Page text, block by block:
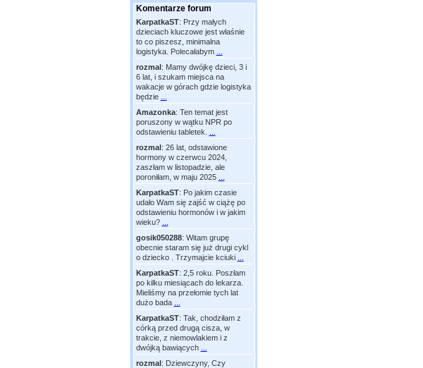
Komentarze forum
KarpatkaST: Przy małych
dzieciach kluczowe jest właśnie
to co piszesz, minimalna
logistyka. Polecałabym
rozmal: Mamy dwójkę dzieci, 3 i
6 lat, i szukam miejsca na
wakacje w górach gdzie logistyka
będzie
Amazonka: Ten temat jest
poruszony w wątku NPR po
odstawieniu tabletek.
rozmal: 26 lat, odstawione
hormony w czerwcu 2024,
zaszłam w listopadzie, ale
poroniłam, w maju 2025
KarpatkaST: Po jakim czasie
udało Wam się zajść w ciążę po
odstawieniu hormonów i w jakim
wieku?
gosik050288: Witam grupę
obecnie staram się już drugi cykl
o dziecko . Trzymajcie kciuki
KarpatkaST: 2,5 roku. Poszłam
po kilku miesiącach do lekarza.
Mieliśmy na przełomie tych lat
dużo bada
KarpatkaST: Tak, chodziłam z
córką przed drugą cisza, w
trakcie, z niemowlakiem i z
dwójką bawiących
rozmal: Dziewczyny, Czy